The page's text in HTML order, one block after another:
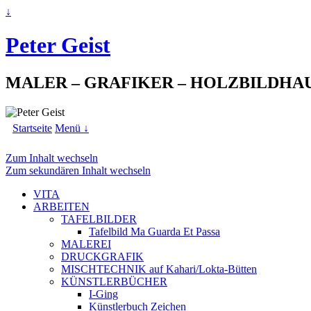
↓
Peter Geist
MALER – GRAFIKER –
Startseite Menü ↓
Zum Inhalt wechseln
Zum sekundären Inhalt wechseln
VITA
ARBEITEN
TAFELBILDER
Tafelbild Ma Guarda Et Passa
MALEREI
DRUCKGRAFIK
MISCHTECHNIK auf Kahari/Lokta-Bütten
KÜNSTLERBÜCHER
I-Ging
Künstlerbuch Zeichen